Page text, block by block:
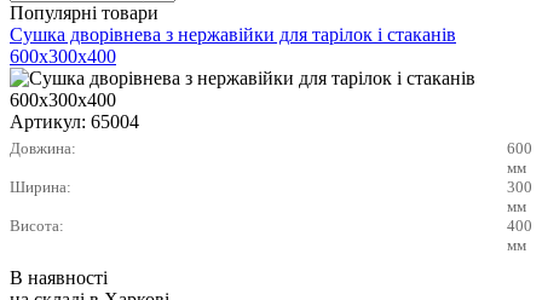
Популярні товари
Сушка дворівнева з нержавійки для тарілок і стаканів
600х300х400
Артикул: 65004
Довжина:
600
мм
Ширина:
300
мм
Висота:
400
мм
В наявності